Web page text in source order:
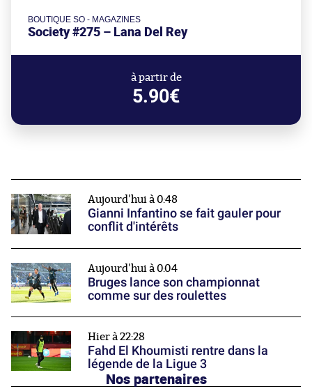
BOUTIQUE SO - MAGAZINES
Society #275 – Lana Del Rey
à partir de
5.90€
Aujourd'hui à 0:48
Gianni Infantino se fait gauler pour
conflit d'intérêts
Aujourd'hui à 0:04
Bruges lance son championnat
comme sur des roulettes
Hier à 22:28
Fahd El Khoumisti rentre dans la
légende de la Ligue 3
Nos partenaires